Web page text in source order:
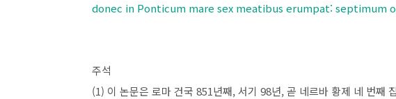
donec in Ponticum mare sex meatibus erumpat: septimum
주석
(1) 이 논문은 로마 건국 851년째, 서기 98년, 곧 네르바 황제 네 번째